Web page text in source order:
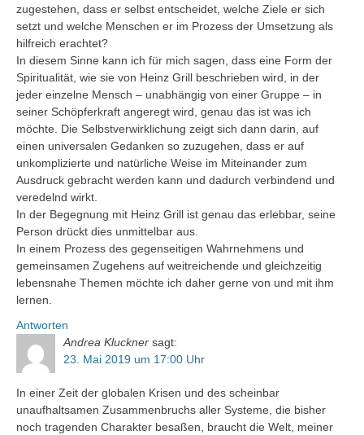
zugestehen, dass er selbst entscheidet, welche Ziele er sich
setzt und welche Menschen er im Prozess der Umsetzung als
hilfreich erachtet?
In diesem Sinne kann ich für mich sagen, dass eine Form der
Spiritualität, wie sie von Heinz Grill beschrieben wird, in der
jeder einzelne Mensch – unabhängig von einer Gruppe – in
seiner Schöpferkraft angeregt wird, genau das ist was ich
möchte. Die Selbstverwirklichung zeigt sich dann darin, auf
einen universalen Gedanken so zuzugehen, dass er auf
unkomplizierte und natürliche Weise im Miteinander zum
Ausdruck gebracht werden kann und dadurch verbindend und
veredelnd wirkt.
In der Begegnung mit Heinz Grill ist genau das erlebbar, seine
Person drückt dies unmittelbar aus.
In einem Prozess des gegenseitigen Wahrnehmens und
gemeinsamen Zugehens auf weitreichende und gleichzeitig
lebensnahe Themen möchte ich daher gerne von und mit ihm
lernen.
Antworten
Andrea Kluckner sagt:
23. Mai 2019 um 17:00 Uhr
In einer Zeit der globalen Krisen und des scheinbar
unaufhaltsamen Zusammenbruchs aller Systeme, die bisher
noch tragenden Charakter besaßen, braucht die Welt, meiner